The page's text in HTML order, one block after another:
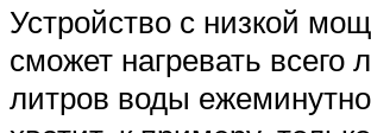
Устройство с низкой
сможет нагревать всего
литров воды